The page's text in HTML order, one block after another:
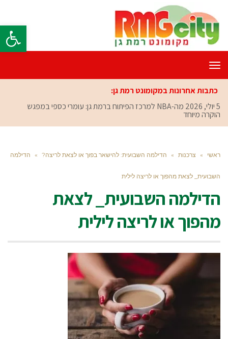
פתח
תפריט
כתבות אחרונות במקומונט רמת גן:
5 יולי, 2026
מה-NBA למרכז הפיתוח ברמת גן: עומרי כספי במפגש
הוקרה מיוחד
ראשי » צרכנות » הדילמה השבועית: להישאר בפוך או לצאת לריצה? » הדילמה
השבועית_ לצאת מהפוך או לריצה לילית
הדילמה השבועית_ לצאת
מהפוך או לריצה לילית